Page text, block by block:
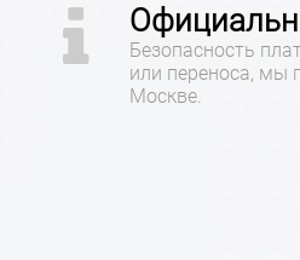
Безопасность
или переноса, мы
Москве.